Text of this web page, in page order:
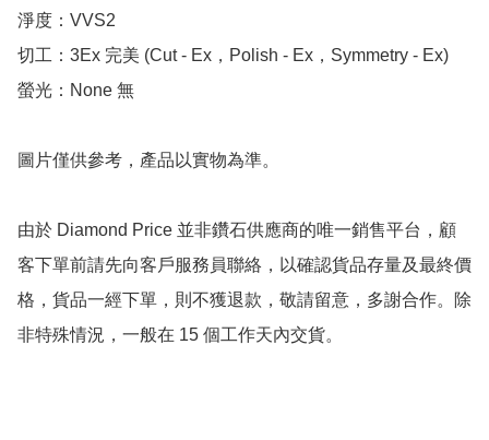
淨度：VVS2
切工：3Ex 完美 (Cut - Ex，Polish - Ex，Symmetry - Ex)
螢光：None 無
圖片僅供參考，產品以實物為準。
由於 Diamond Price 並非鑽石供應商的唯一銷售平台，顧
客下單前請先向客戶服務員聯絡，以確認貨品存量及最終價
格，貨品一經下單，則不獲退款，敬請留意，多謝合作。除
非特殊情況，一般在 15 個工作天內交貨。